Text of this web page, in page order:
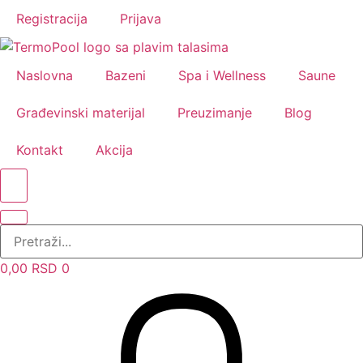
Registracija Prijava
Naslovna Bazeni Spa i Wellness Saune
Građevinski materijal Preuzimanje Blog
Kontakt Akcija
0,00 RSD 0